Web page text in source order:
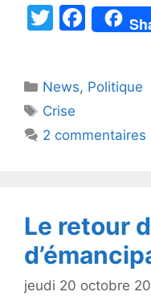
T
er
F
a
e
o
Catégories
News, Politique
Étiquettes
Crise
2 commentaires
Le retour
jeudi 20 octobre